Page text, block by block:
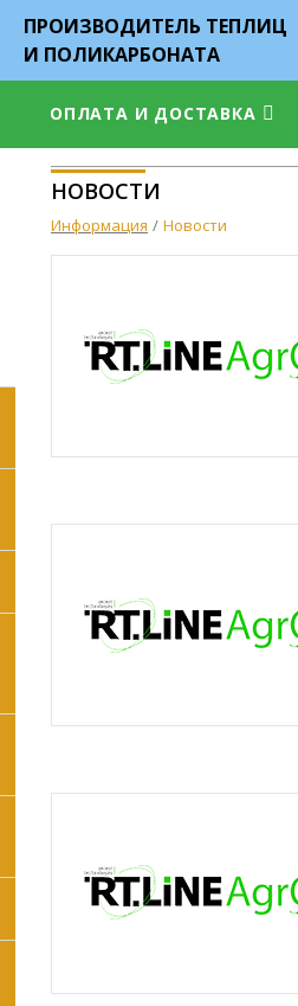
ПРОИЗВОДИТЕЛЬ ТЕПЛИЦ
И ПОЛИКАРБОНАТА
ОПЛАТА И ДОСТАВКА
НОВОСТИ
Информация Новости